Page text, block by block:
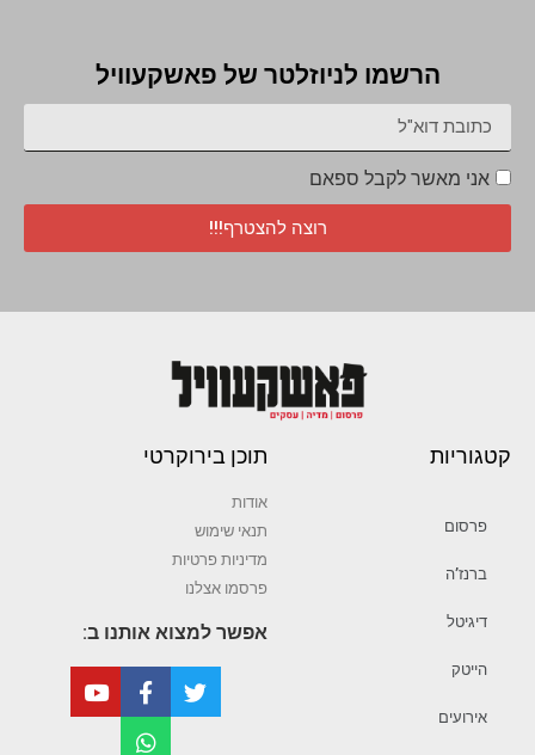
הרשמו לניוזלטר של פאשקעוויל
אני מאשר לקבל ספאם
רוצה להצטרף!!!
קטגוריות
פרסום
ברנז’ה
דיגיטל
הייטק
אירועים
תוכן בירוקרטי
אודות
תנאי שימוש
מדיניות פרטיות
פרסמו אצלנו
אפשר למצוא אותנו ב: